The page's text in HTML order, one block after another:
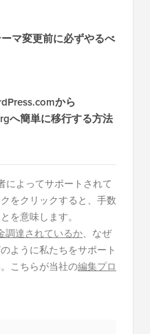
マ変更前に必ずやるべ
から
へ簡単に移行する方法
によってサポートされて
をクリックすると、手数
を意味します。
調達されているか、なぜ
ように私たちをサポート
こちらが当社の編集プロ